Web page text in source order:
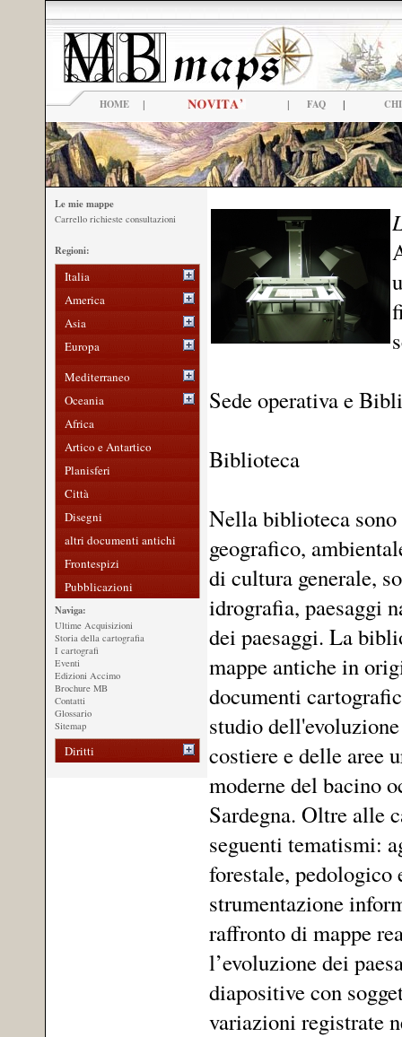
HOME | | FAQ |
Le mie mappe
Carrello richieste consultazioni
Regioni:
Italia
America
Asia
Europa
Mediterraneo
Oceania
Africa
Artico e Antartico
Planisferi
Città
Disegni
altri documenti antichi
Frontespizi
Pubblicazioni
Naviga:
Ultime Acquisizioni
Storia della cartografia
I cartografi
Eventi
Edizioni Accimo
Brochure MB
Contatti
Glossario
Sitemap
Diritti
Sede operativa e
Biblioteca
Nella biblioteca
geografico,
di cultura generale,
idrografia, paesaggi
dei paesaggi. La
mappe antiche in
documenti
studio
costiere e delle aree
moderne del bacino
Sardegna. Oltre alle
seguenti tematismi:
forestale, pedologico
strumentazione
raffronto di mappe
l’evoluzione dei
diapositive con
variazioni registrate